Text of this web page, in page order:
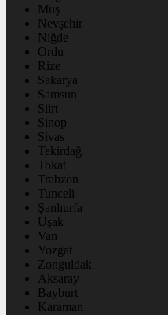
Muş
Nevşehir
Niğde
Ordu
Rize
Sakarya
Samsun
Siirt
Sinop
Sivas
Tekirdağ
Tokat
Trabzon
Tunceli
Şanlıurfa
Uşak
Van
Yozgat
Zonguldak
Aksaray
Bayburt
Karaman